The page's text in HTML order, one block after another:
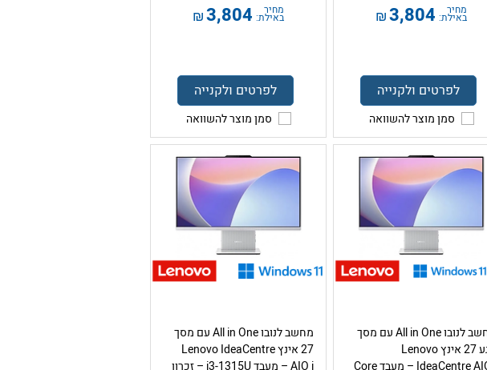
מחיר
באילת: 3,804
₪
לפרטים ולקנייה
סמן מוצר להשוואה
מחיר
באילת: 3,804
₪
לפרטים ולקנייה
סמן מוצר להשוואה
מחשב לנובו All in One עם מסך
מגע 27 אינץ Lenovo
IdeaCentre AIO i – מעבד Core
מחשב לנובו All in One עם מסך
27 אינץ Lenovo IdeaCentre
AIO i – מעבד i3-1315U – זכרון